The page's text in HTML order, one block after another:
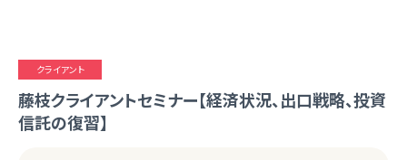
クライアント
藤枝クライアントセミナー【経済状況、出口戦略、投資
信託の復習】